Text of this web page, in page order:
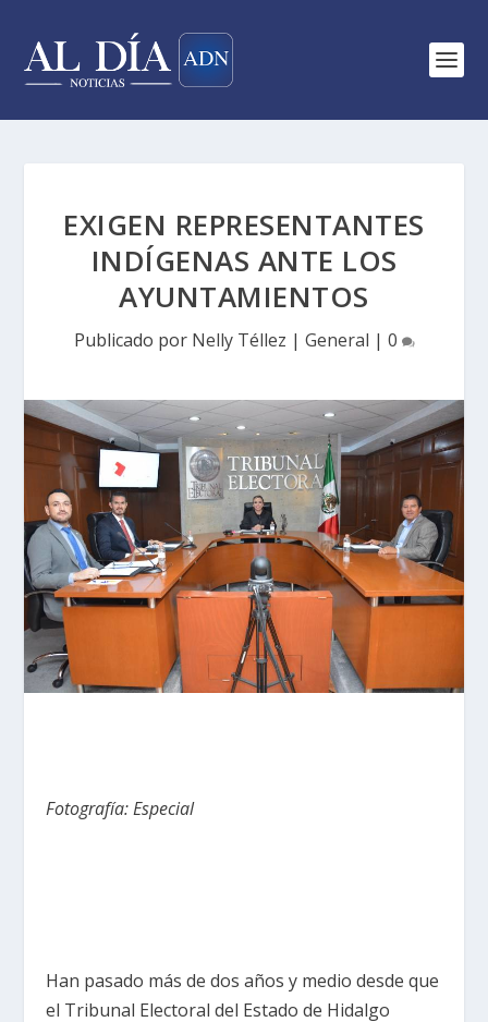
EXIGEN REPRESENTANTES
INDÍGENAS ANTE LOS
AYUNTAMIENTOS
Publicado por Nelly Téllez | General | 0
Fotografía: Especial
Han pasado más de dos años y medio desde que
el Tribunal Electoral del Estado de Hidalgo